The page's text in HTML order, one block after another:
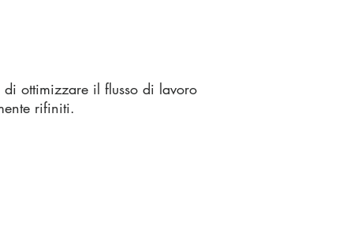
ottimizzare il flusso di lavoro
rifiniti.